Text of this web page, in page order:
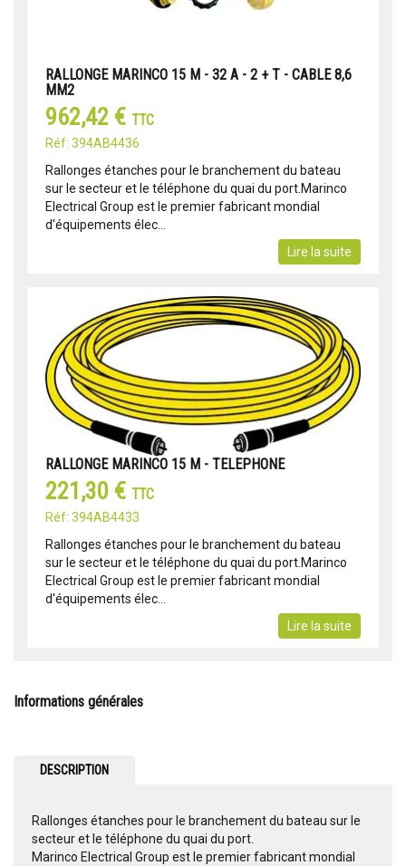
RALLONGE MARINCO 15 M - 32 A - 2 + T - CABLE 8,6
MM2
962,42 € TTC
Réf: 394AB4436
Rallonges étanches pour le branchement du bateau
sur le secteur et le téléphone du quai du port.Marinco
Electrical Group est le premier fabricant mondial
d'équipements élec...
Lire la suite
RALLONGE MARINCO 15 M - TELEPHONE
221,30 € TTC
Réf: 394AB4433
Rallonges étanches pour le branchement du bateau
sur le secteur et le téléphone du quai du port.Marinco
Electrical Group est le premier fabricant mondial
d'équipements élec...
Lire la suite
Informations générales
DESCRIPTION
Rallonges étanches pour le branchement du bateau sur le
secteur et le téléphone du quai du port.
Marinco Electrical Group est le premier fabricant mondial